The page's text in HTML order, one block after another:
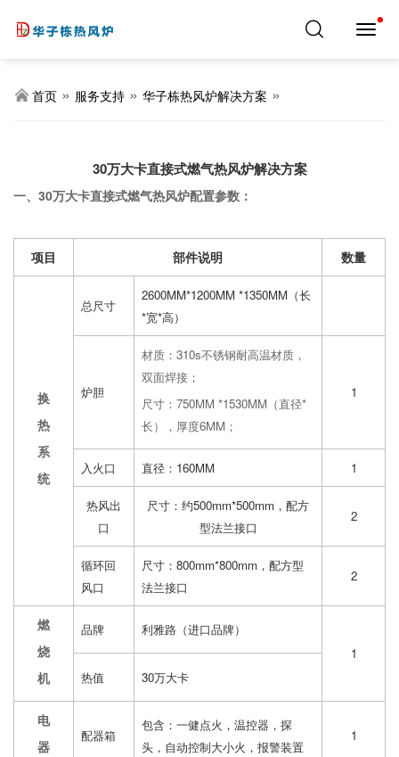
导
首页 » 服务支持 » 华子栋热风炉解决方案 »
30万大卡直接式燃气热风炉解决方案
一、30万大卡直接式燃气热风炉配置参数：
项目 部件说明 数量
换
热
系
统
总尺寸
2600MM*1200MM *1350MM（长
*宽*高）
炉胆
材质：310s不锈钢耐高温材质，
双面焊接；
尺寸：750MM *1530MM（直径*
长），厚度6MM；
1
入火口 直径：160MM 1
热风出
口
尺寸：约500mm*500mm，配方
型法兰接口
2
循环回
风口
尺寸：800mm*800mm，配方型
法兰接口
2
燃
烧
机
品牌
利雅路（进口品牌）
1
热值
30万大卡
电
器
配器箱
包含：一健点火，温控器，探
头，自动控制大小火，报警装置
1